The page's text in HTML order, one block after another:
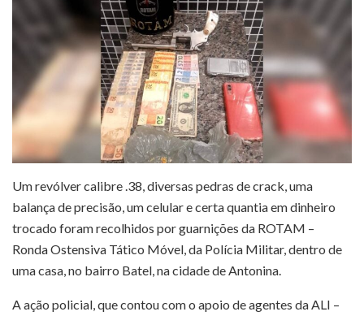
Um revólver calibre .38, diversas pedras de crack, uma
balança de precisão, um celular e certa quantia em dinheiro
trocado foram recolhidos por guarnições da ROTAM –
Ronda Ostensiva Tático Móvel, da Polícia Militar, dentro de
uma casa, no bairro Batel, na cidade de Antonina.
A ação policial, que contou com o apoio de agentes da ALI –